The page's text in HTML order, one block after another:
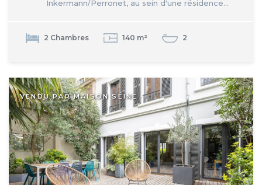
Inkermann/Perronet, au sein d'une résidence...
2 Chambres 140 m² 2
VENDU PAR MAISON SEINE